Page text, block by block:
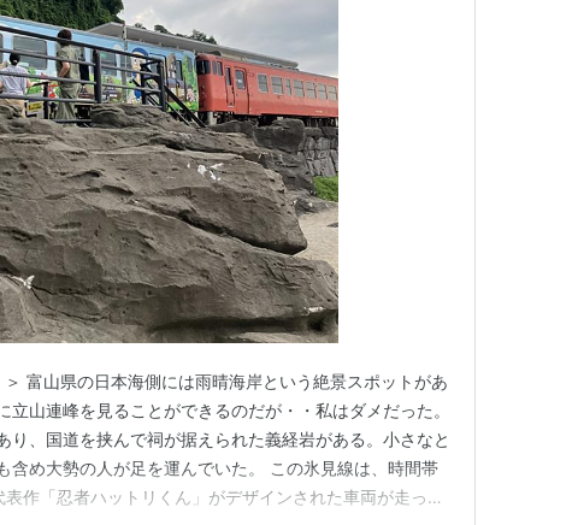
-
道によって、1900年12月29日に高岡〜伏木間が開業
同年中に島尾〜氷見間が開業し、全通した。
れ、城端〜高岡〜伏木間が中越線、伏木〜氷見間が
見線に改称し、1942年に高岡〜伏木間が氷見線に編
延伸の計画（氷羽線）もあったが、実現しなかった。
富山県の日本海側には雨晴海岸という絶景スポットがあ
立山連峰を見ることができるのだが・・私はダメだった。
り、国道を挟んで祠が据えられた義経岩がある。小さなと
含め大勢の人が足を運んでいた。 この氷見線は、時間帯
作「忍者ハットリくん」がデザインされた車両が走って